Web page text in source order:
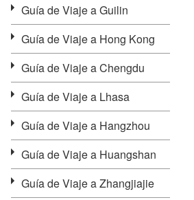
Guía de Viaje a Guilin
Guía de Viaje a Hong Kong
Guía de Viaje a Chengdu
Guía de Viaje a Lhasa
Guía de Viaje a Hangzhou
Guía de Viaje a Huangshan
Guía de Viaje a Zhangjiajie